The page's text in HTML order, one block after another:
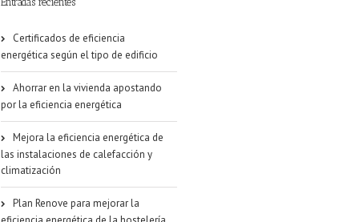
Certificados de eficiencia
energética según el tipo de edificio
Ahorrar en la vivienda apostando
por la eficiencia energética
Mejora la eficiencia energética de
las instalaciones de calefacción y
climatización
Plan Renove para mejorar la